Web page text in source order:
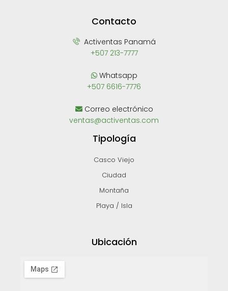
Contacto
Activentas Panamá
+507 213-7777
Whatsapp
+507 6616-7776
Correo electrónico
ventas@activentas.com
Tipología
Casco Viejo
Ciudad
Montaña
Playa / Isla
Ubicación